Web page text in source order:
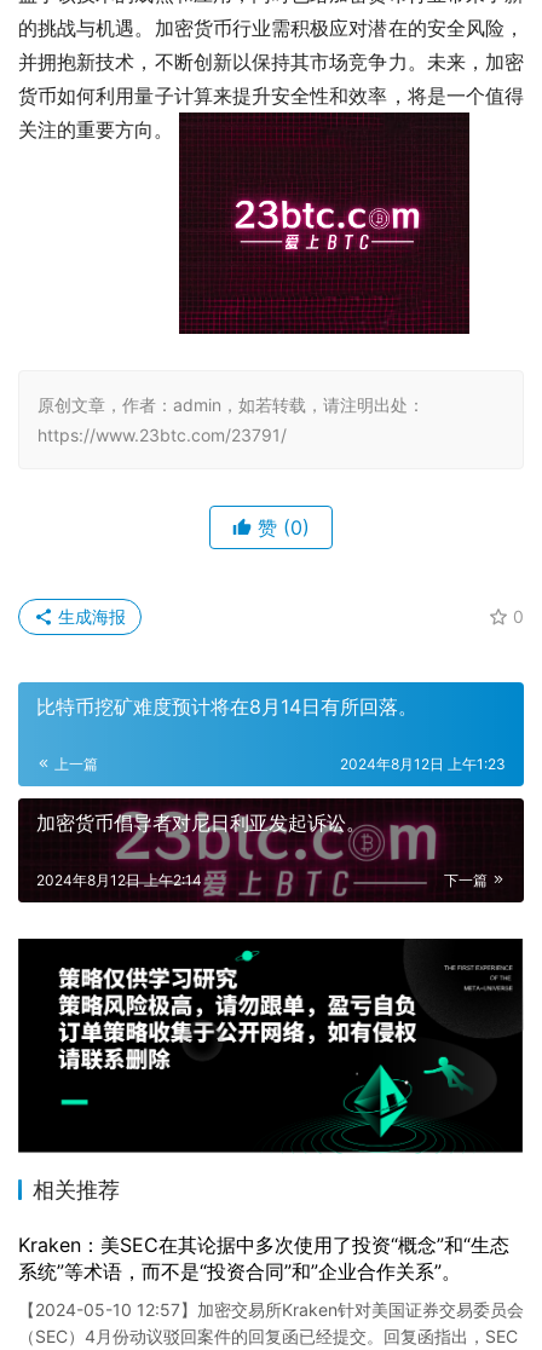
的挑战与机遇。加密货币行业需积极应对潜在的安全风险，
并拥抱新技术，不断创新以保持其市场竞争力。未来，加密
货币如何利用量子计算来提升安全性和效率，将是一个值得
关注的重要方向。
原创文章，作者：admin，如若转载，请注明出处：
https://www.23btc.com/23791/
赞 (0)
0
生成海报
比特币挖矿难度预计将在8月14日有所回落。
上一篇 2024年8月12日 上午1:23
加密货币倡导者对尼日利亚发起诉讼。
下一篇
2024年8月12日 上午2:14
相关推荐
Kraken：美SEC在其论据中多次使用了投资“概念”和“生态
系统”等术语，而不是“投资合同”和”企业合作关系”。
【2024-05-10 12:57】加密交易所Kraken针对美国证券交易委员会
（SEC）4月份动议驳回案件的回复函已经提交。回复函指出，SEC